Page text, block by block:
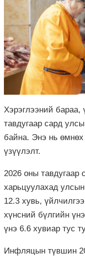
Хэрэглээний бараа,
тавдугаар сард
байна. Энэ нь
үзүүлэлт.
2026 оны тавдугаар
харьцуулахад
12.3 хувь,
хүнсний бүлгийн
үнэ 6.6 хувиар тус
Инфляцын түвшин